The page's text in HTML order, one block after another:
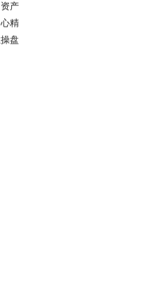
产
精
盘